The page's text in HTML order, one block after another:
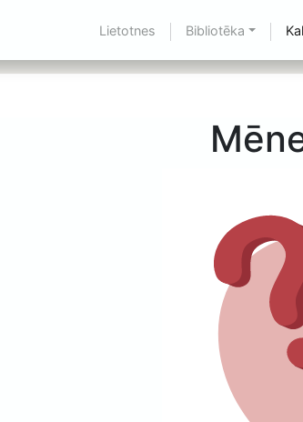
Lietotnes Bibliotēka